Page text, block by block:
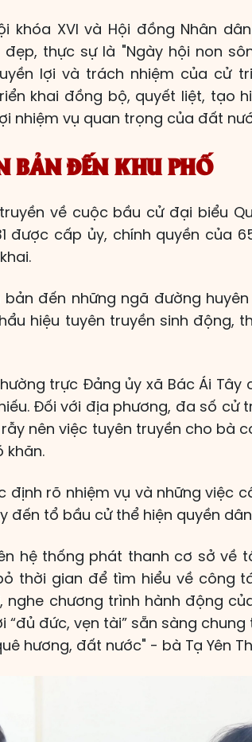
khóa XVI và Hội đồng Nhân
thực sự là "Ngày hội non
lợi và trách nhiệm của cử
khai đồng bộ, quyết liệt, tạo
nhiệm vụ quan trọng của đất
BẢN ĐẾN KHU PHỐ
về cuộc bầu cử đại biểu
được cấp ủy, chính quyền của
đến những ngã đường
hiệu tuyên truyền sinh động,
trực Đảng ủy xã Bác Ái
Đối với địa phương, đa số cử
nên việc tuyên truyền cho bà
khăn.
định rõ nhiệm vụ và những việc
đến tổ bầu cử thể hiện quyền
hệ thống phát thanh cơ sở về
thời gian để tìm hiểu về công
chương trình hành động
đức, vẹn tài” sẵn sàng
hương, đất nước" - bà Tạ Yên